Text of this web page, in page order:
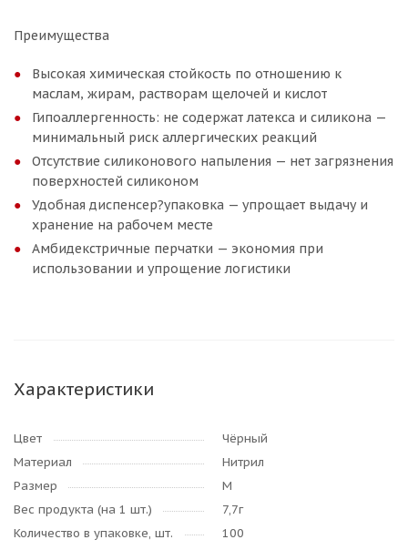
Преимущества
Высокая химическая стойкость по отношению к
маслам, жирам, растворам щелочей и кислот
Гипоаллергенность: не содержат латекса и силикона —
минимальный риск аллергических реакций
Отсутствие силиконового напыления — нет загрязнения
поверхностей силиконом
Удобная диспенсер?упаковка — упрощает выдачу и
хранение на рабочем месте
Амбидекстричные перчатки — экономия при
использовании и упрощение логистики
Характеристики
Цвет
Чёрный
Материал
Нитрил
Размер
M
Вес продукта (на 1 шт.)
7,7г
Количество в упаковке, шт.
100